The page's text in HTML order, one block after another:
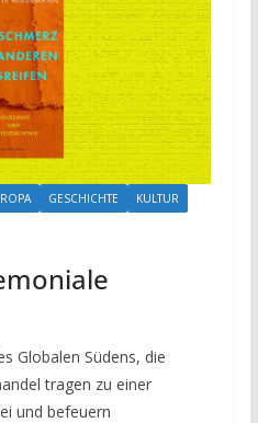
GESCHICHTE KULTUR
Globalen Südens, die
tragen zu einer
und befeuern